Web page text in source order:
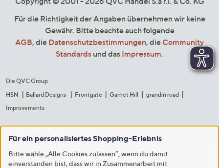
Für die Richtigkeit der Angaben übernehmen wir keine
Gewähr. Bitte beachte auch folgende
AGB, die Datenschutzbestimmungen, die Community
Standards und das Impressum.
Die QVC Group
HSN
Ballard Designs Frontgate Garnet Hill
grandin road
Improvements
Für ein personalisiertes Shopping-Erlebnis
Bitte wähle „Alle Cookies zulassen“, wenn du damit
einverstanden bist, dass wir in Zusammenarbeit mit